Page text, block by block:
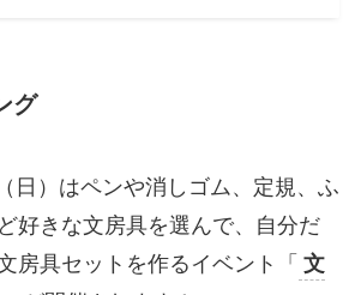
グ
日）はペンや消しゴム、定規、ふ
好きな文房具を選んで、自分だ
房具セットを作るイベント「 文